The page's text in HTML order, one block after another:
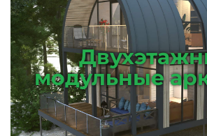
модульные